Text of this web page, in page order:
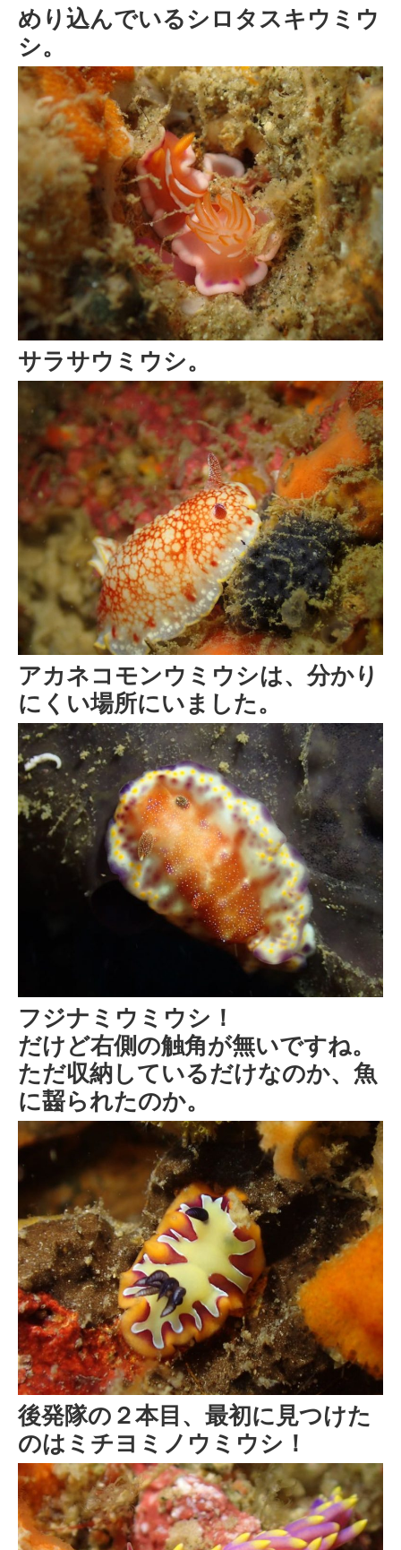
めり込んでいるシロタスキウミウ
シ。
サラサウミウシ。
アカネコモンウミウシは、分かり
にくい場所にいました。
フジナミウミウシ！
だけど右側の触角が無いですね。
ただ収納しているだけなのか、魚
に齧られたのか。
後発隊の２本目、最初に見つけた
のはミチヨミノウミウシ！